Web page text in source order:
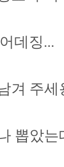
데징...
겨 주
뽑았